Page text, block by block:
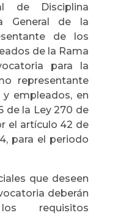
de Disciplina
General de la
de los
de la Rama
para la
representante
empleados, en
de la Ley 270 de
el artículo 42 de
para el periodo
que deseen
deberán
requisitos